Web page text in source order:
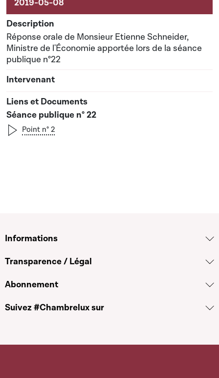
Réponse orale de Monsieur Etienne Schneider,
Ministre de l'Économie apportée lors de la séance
publique n°22
Séance publique n° 22
Point n° 2
Informations
Transparence / Légal
Abonnement
Suivez #Chambrelux sur